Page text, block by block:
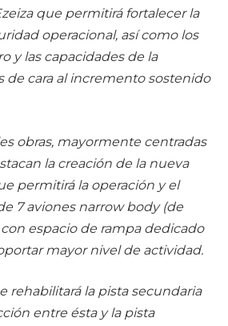
que permitirá fortalecer la
operacional, así como los
y las capacidades de la
de cara al incremento sostenido
obras, mayormente centradas
la creación de la nueva
permitirá la operación y el
7 aviones narrow body (de
espacio de rampa dedicado
mayor nivel de actividad.
rehabilitará la pista secundaria
entre ésta y la pista